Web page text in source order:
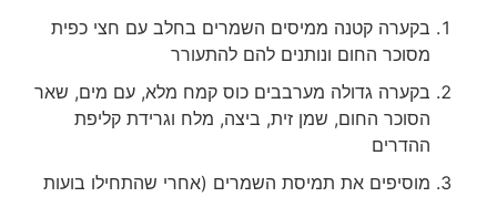
בקערה קטנה ממיסים השמרים בחלב עם חצי כפית
מסוכר החום ונותנים להם להתעורר
בקערה גדולה מערבבים כוס קמח מלא, עם מים, שאר
הסוכר החום, שמן זית, ביצה, מלח וגרידת קליפת
ההדרים
מוסיפים את תמיסת השמרים (אחרי שהתחילו בועות